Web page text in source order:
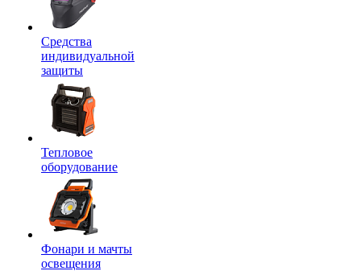
Средства
индивидуальной
защиты
Тепловое
оборудование
Фонари и мачты
освещения